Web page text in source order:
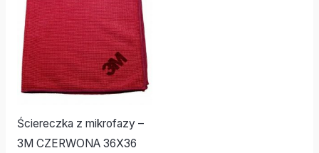
Ściereczka z mikrofazy –
3M CZERWONA 36X36